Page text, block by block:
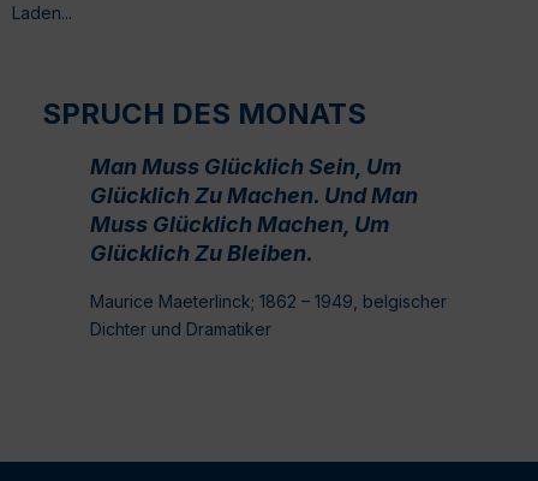
Laden...
SPRUCH DES MONATS
Man Muss Glücklich Sein, Um
Glücklich Zu Machen. Und Man
Muss Glücklich Machen, Um
Glücklich Zu Bleiben.
Maurice Maeterlinck; 1862 – 1949, belgischer
Dichter und Dramatiker